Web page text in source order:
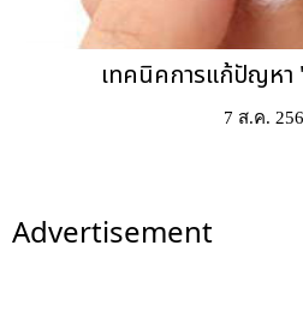
เทคนิคการแก้ปัญหา
7 ส.ค.
Advertisement